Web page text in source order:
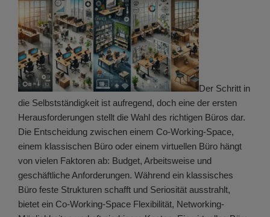
Der Schritt in
die Selbstständigkeit ist aufregend, doch eine der ersten
Herausforderungen stellt die Wahl des richtigen Büros dar.
Die Entscheidung zwischen einem Co-Working-Space,
einem klassischen Büro oder einem virtuellen Büro hängt
von vielen Faktoren ab: Budget, Arbeitsweise und
geschäftliche Anforderungen. Während ein klassisches
Büro feste Strukturen schafft und Seriosität ausstrahlt,
bietet ein Co-Working-Space Flexibilität, Networking-